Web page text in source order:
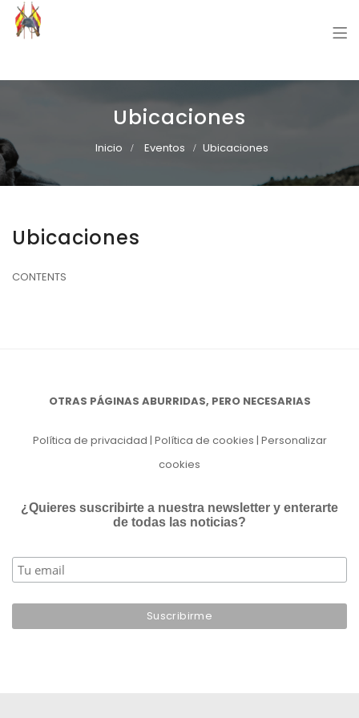
Ubicaciones
Inicio Eventos Ubicaciones
Ubicaciones
CONTENTS
OTRAS PÁGINAS ABURRIDAS, PERO NECESARIAS
Política de privacidad | Política de cookies | Personalizar
cookies
¿Quieres suscribirte a nuestra newsletter y enterarte
de todas las noticias?